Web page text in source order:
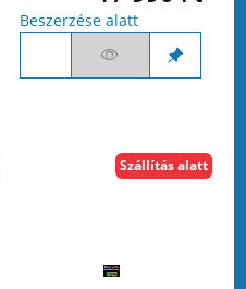
Beszerzése alatt
Szállítás alatt